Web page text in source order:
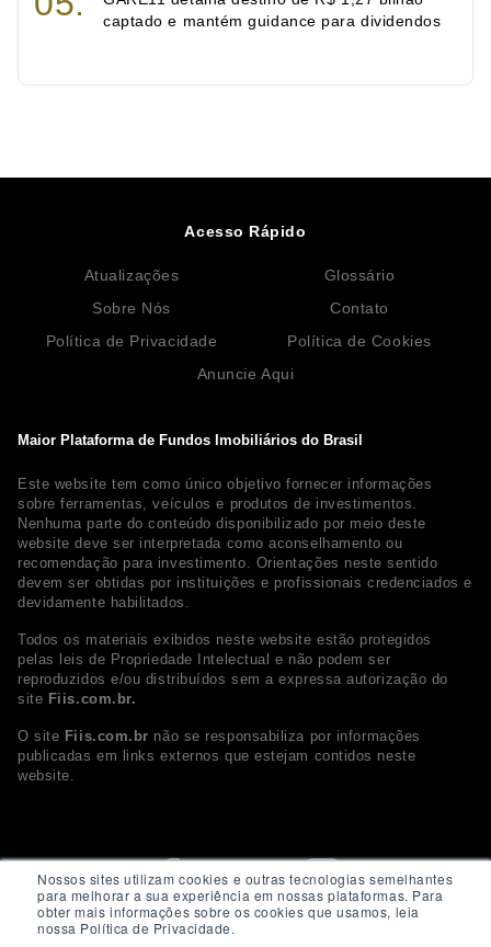
Nossos sites utilizam cookies e outras tecnologias semelhantes
para melhorar a sua experiência em nossas plataformas. Para
obter mais informações sobre os cookies que usamos, leia
nossa Política de Privacidade.
captado e mantém guidance para dividendos
Maior Plataforma de Fundos Imobiliários do Brasil
Este website tem como único objetivo fornecer informações
sobre ferramentas, veículos e produtos de investimentos.
Nenhuma parte do conteúdo disponibilizado por meio deste
website deve ser interpretada como aconselhamento ou
recomendação para investimento. Orientações neste sentido
devem ser obtidas por instituições e profissionais credenciados e
devidamente habilitados.
Todos os materiais exibidos neste website estão protegidos
pelas leis de Propriedade Intelectual e não podem ser
reproduzidos e/ou distribuídos sem a expressa autorização do
site Fiis.com.br.
O site Fiis.com.br não se responsabiliza por informações
publicadas em links externos que estejam contidos neste
website.
Acesso Rápido
Atualizações
Glossário
Sobre Nós
Contato
Política de Privacidade
Política de Cookies
Anuncie Aqui